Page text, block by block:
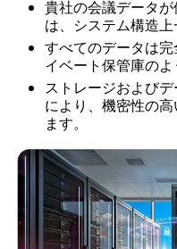
貴社の会議データ
は、システム構造上
すべてのデータは
イベート保管庫のよ
ストレージおよび
により、機密性の
ます。